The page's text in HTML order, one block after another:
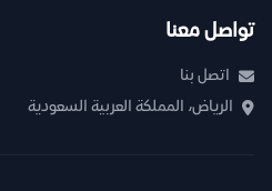
تواصل معنا
اتصل بنا
الرياض، المملكة العربية السعودية